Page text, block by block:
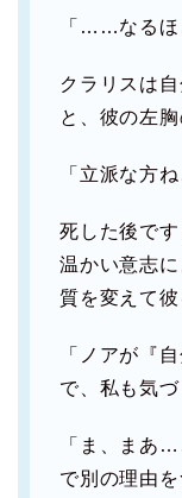
「……なるほ
クラリスは
と、彼の左
「立派な方
死した後で
温かい意志
質を変えて
「ノアが『
で、私も気づ
「ま、まあ
で別の理由